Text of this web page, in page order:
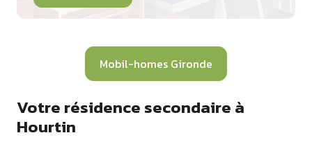
Mobil-homes Gironde
Votre résidence secondaire à
Hourtin